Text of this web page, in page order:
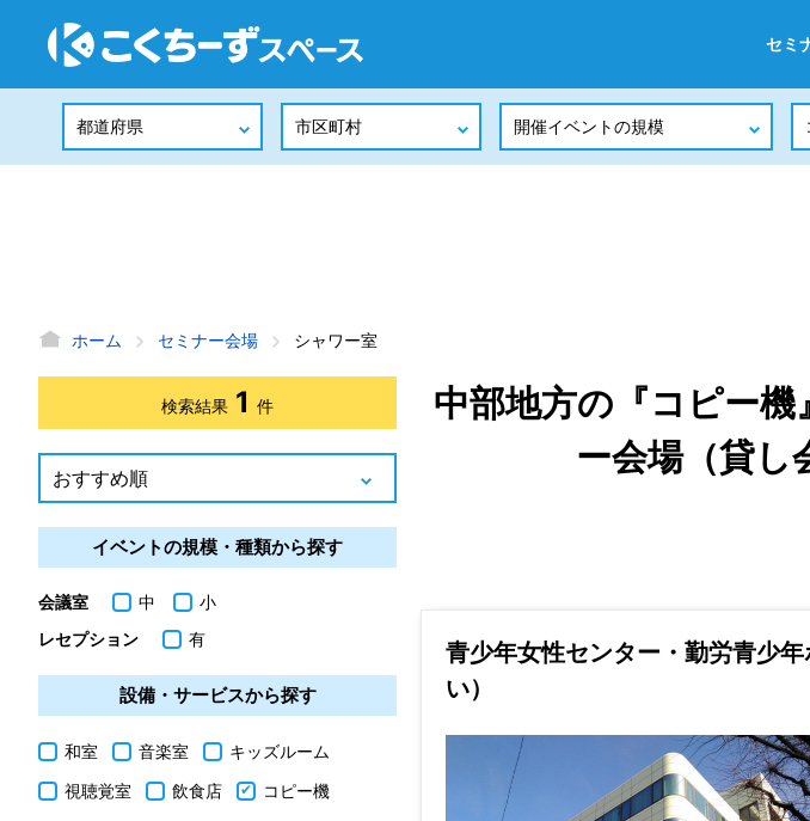
セミ
ホーム セミナー会場 シャワー室
中部地方の『コピー
ー会場（貸し
青少年女性センター・勤労青少
い）
検索結果 1 件
イベントの規模・種類から探す
会議室 中
小
レセプション
有
設備・サービスから探す
和室 音楽室
キッズルーム
視聴覚室
飲食店 コピー機